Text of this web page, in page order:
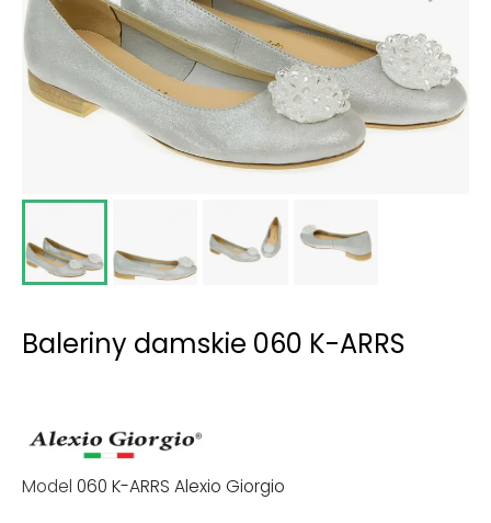
Baleriny damskie 060 K-ARRS
Model 060 K-ARRS Alexio Giorgio